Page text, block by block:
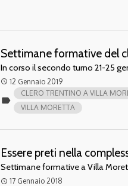
Settimane formative del
In corso il secondo turno 21-25
access_time 12 Gennaio 2019
label
CLERO TRENTINO A VILLA
VILLA MORETTA
Essere preti nella
Settimane formative a Villa
access_time 17 Gennaio 2018